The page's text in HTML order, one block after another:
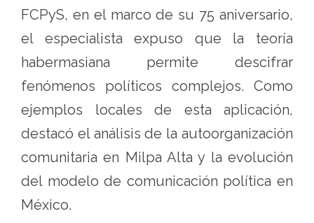
FCPyS, en el marco de su 75 aniversario,
el especialista expuso que la teoría
habermasiana permite descifrar
fenómenos políticos complejos. Como
ejemplos locales de esta aplicación,
destacó el análisis de la autoorganización
comunitaria en Milpa Alta y la evolución
del modelo de comunicación política en
México.